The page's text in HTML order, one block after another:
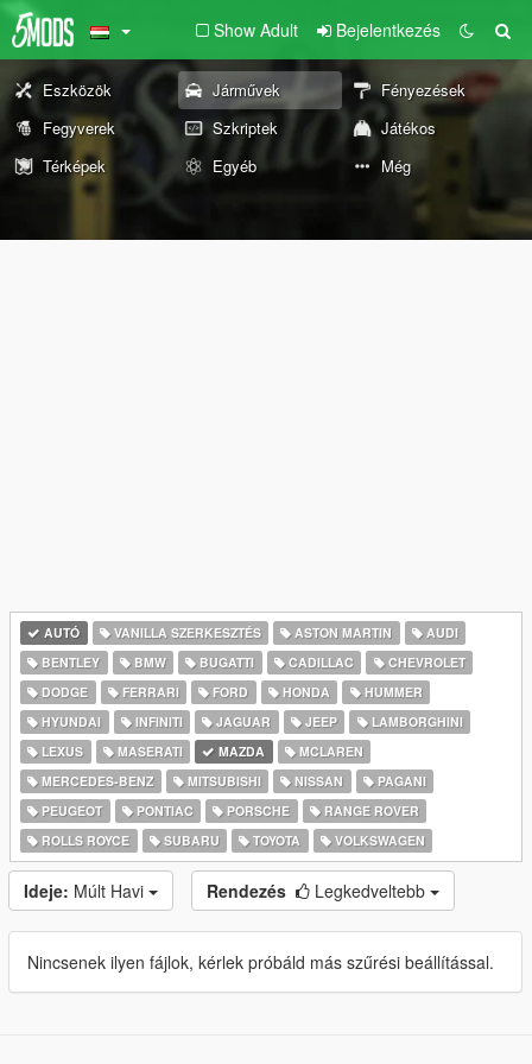
Show Adult Bejelentkezés
Eszközök Járművek
Fényezések
Fegyverek
Szkriptek
Játékos
Térképek
Egyéb Még
AUTÓ VANILLA SZERKESZTÉS ASTON MARTIN
AUDI
BENTLEY
BMW BUGATTI CADILLAC
CHEVROLET
DODGE
FERRARI FORD HONDA
HUMMER
HYUNDAI
INFINITI JAGUAR JEEP
LAMBORGHINI
LEXUS
MASERATI MAZDA
MCLAREN
MERCEDES-BENZ
MITSUBISHI NISSAN
PAGANI
PEUGEOT
PONTIAC PORSCHE
RANGE ROVER
ROLLS ROYCE
SUBARU TOYOTA VOLKSWAGEN
Ideje: Múlt Havi Rendezés Legkedveltebb
Nincsenek ilyen fájlok, kérlek próbáld más szűrési beállítással.